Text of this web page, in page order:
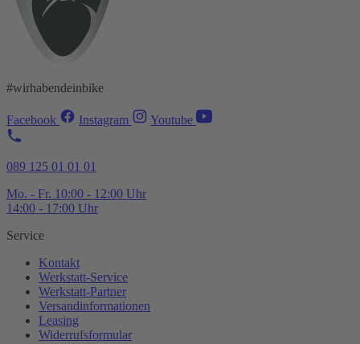
#wirhabendeinbike
Facebook Instagram Youtube
089 125 01 01 01
Mo. - Fr. 10:00 - 12:00 Uhr
14:00 - 17:00 Uhr
Service
Kontakt
Werkstatt-Service
Werkstatt-Partner
Versandinformationen
Leasing
Widerrufsformular